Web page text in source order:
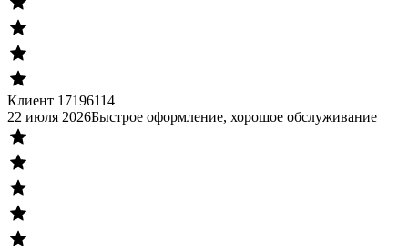
Клиент 17196114
22 июля 2026Быстрое оформление, хорошое обслуживание